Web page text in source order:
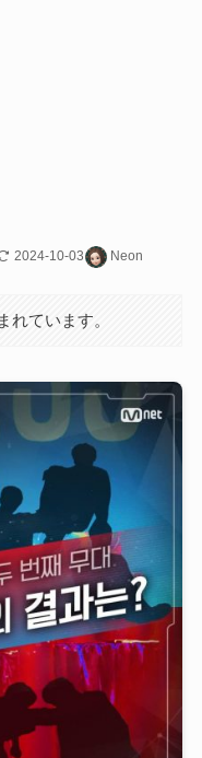
2024-10-03 Neon
れています。